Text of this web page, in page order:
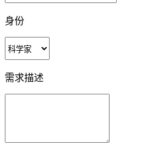
身份
需求描述